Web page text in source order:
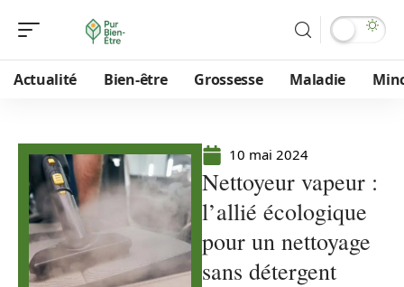
Actualité Bien-être Grossesse Maladie
10 mai 2024
Nettoyeur vapeur :
l’allié écologique
pour un nettoyage
sans détergent